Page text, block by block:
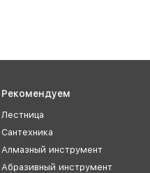
Рекомендуем
Лестница
Сантехника
Алмазный инструмент
Абразивный инструмент